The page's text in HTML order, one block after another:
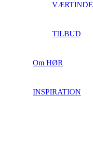
TILBUD
Om HØR
INSPIRATION